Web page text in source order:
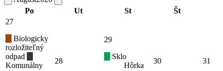
Po
Ut St Št
27
Biologicky
rozložiteľný
odpad
Komunálny
28
29
Sklo
Hôrka
30 31